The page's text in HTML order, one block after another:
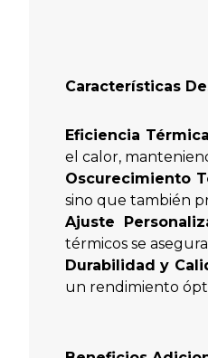
Características
Eficiencia
el calor,
Oscurecimiento
sino que también
Ajuste
térmicos se
Durabilidad y
un rendimiento